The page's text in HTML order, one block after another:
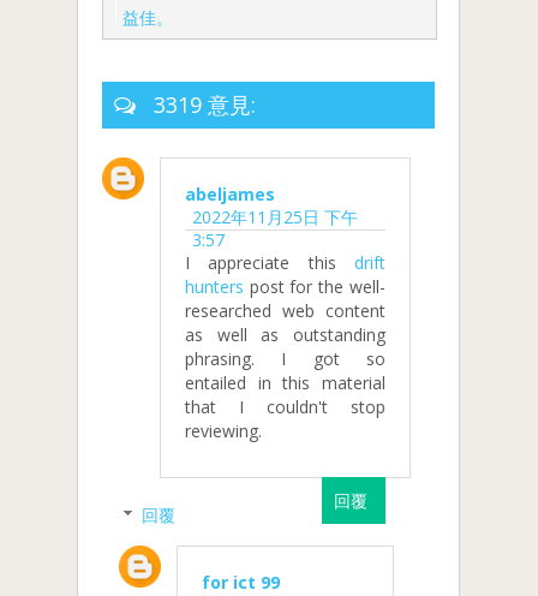
益佳。
3319 意見:
abeljames
2022年11月25日 下午
3:57
I appreciate this drift
hunters post for the well-
researched web content
as well as outstanding
phrasing. I got so
entailed in this material
that I couldn't stop
reviewing.
回覆
回覆
for ict 99